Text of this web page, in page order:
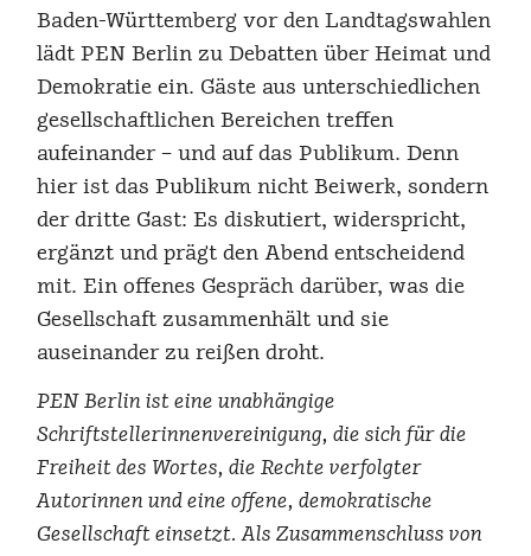
Baden-Württemberg vor den Landtagswahlen
lädt PEN Berlin zu Debatten über Heimat und
Demokratie ein. Gäste aus unterschiedlichen
gesellschaftlichen Bereichen treffen
aufeinander – und auf das Publikum. Denn
hier ist das Publikum nicht Beiwerk, sondern
der dritte Gast: Es diskutiert, widerspricht,
ergänzt und prägt den Abend entscheidend
mit. Ein offenes Gespräch darüber, was die
Gesellschaft zusammenhält und sie
auseinander zu reißen droht.
PEN Berlin ist eine unabhängige
Schriftstellerinnenvereinigung, die sich für die
Freiheit des Wortes, die Rechte verfolgter
Autorinnen und eine offene, demokratische
Gesellschaft einsetzt. Als Zusammenschluss von